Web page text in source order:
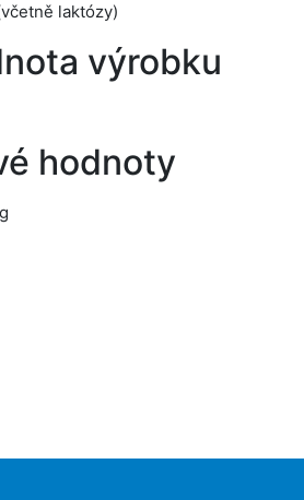
laktózy)
výrobku
hodnoty